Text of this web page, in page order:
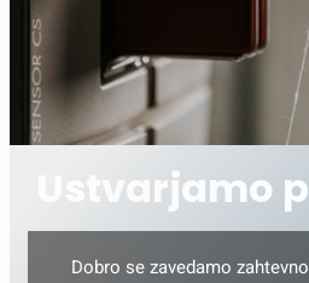
Ustvarjamo
Dobro se zavedamo